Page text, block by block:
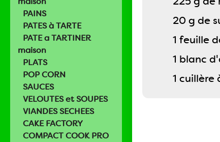
PAINS
PATES à TARTE
PATE a TARTINER
maison
PLATS
POP CORN
SAUCES
VELOUTES et SOUPES
VIANDES SECHEES
CAKE FACTORY
COMPACT COOK PRO
20 g de
1 feuille
1 blanc
1 cuillère